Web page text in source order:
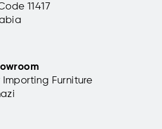
11417
Furniture